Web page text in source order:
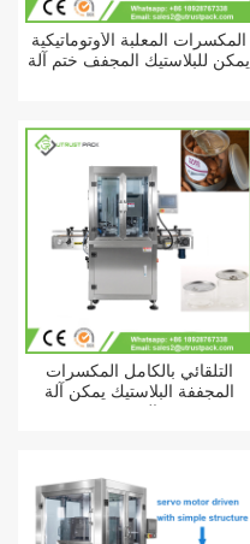
المكسرات المعلبة الأوتوماتيكية
يمكن للبلاستيك المجفف ختم آلة
التلقائي بالكامل المكسرات
المجففة البلاستيك يمكن آلة